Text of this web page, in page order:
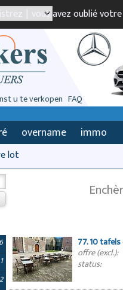
| vous avez oublié
u te verkopen FAQ
overname immo
lot
1
2
77. 10
offre (excl.):
status: